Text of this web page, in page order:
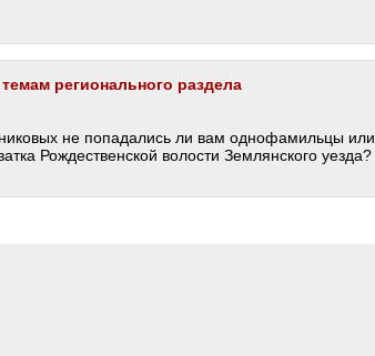
регионального раздела
не попадались ли вам однофамильцы или
Рождественской волости Землянского уезда?